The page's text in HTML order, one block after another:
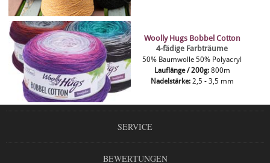
Woolly Hugs Bobbel Cotton
4-fädige Farbträume
50% Baumwolle 50% Polyacryl
Lauflänge / 200g: 800m
Nadelstärke: 2,5 - 3,5 mm
SERVICE
BEWERTUNGEN